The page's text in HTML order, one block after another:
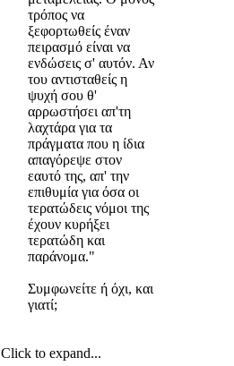
τρόπος να
ξεφορτωθείς έναν
πειρασμό είναι να
ενδώσεις σ' αυτόν. Αν
του αντισταθείς η
ψυχή σου θ'
αρρωστήσει απ'τη
λαχτάρα για τα
πράγματα που η ίδια
απαγόρεψε στον
εαυτό της, απ' την
επιθυμία για όσα οι
τερατώδεις νόμοι της
έχουν κυρήξει
τερατώδη και
παράνομα."
Συμφωνείτε ή όχι, και
γιατί;
Click to expand...